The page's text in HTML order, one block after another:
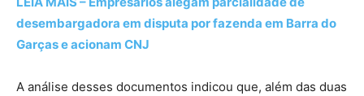
desembargadora em disputa por fazenda em Barra do
Garças e acionam CNJ
A análise desses documentos indicou que, além das duas